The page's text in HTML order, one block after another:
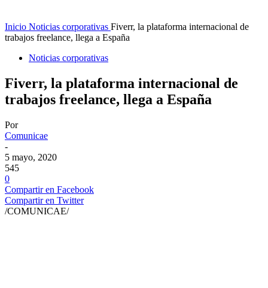
Inicio Noticias corporativas Fiverr, la plataforma internacional de
trabajos freelance, llega a España
Noticias corporativas
Fiverr, la plataforma internacional de
trabajos freelance, llega a España
Por
Comunicae
-
5 mayo, 2020
545
0
Compartir en Facebook
Compartir en Twitter
/COMUNICAE/